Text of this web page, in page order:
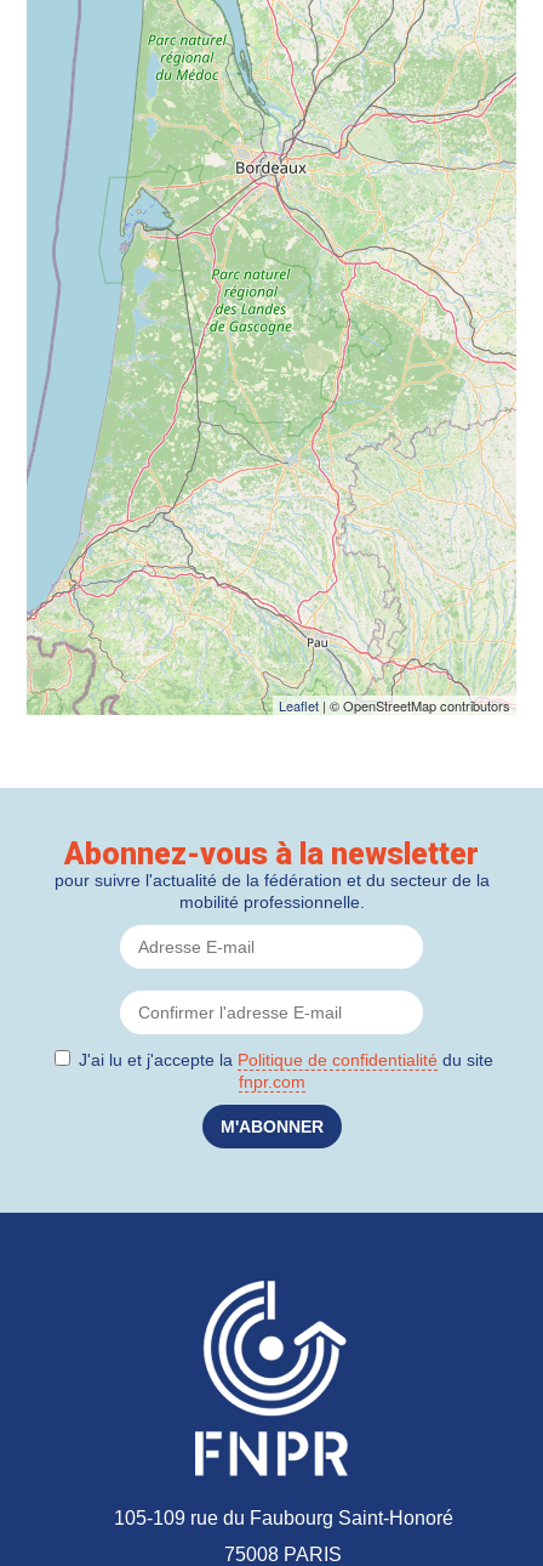
Leaflet| © OpenStreetMap contributors
Abonnez-vous à la newsletter
pour suivre l'actualité de la fédération et du secteur de la
mobilité professionnelle.
J'ai lu et j'accepte la Politique de confidentialité du site
fnpr.com
105-109 rue du Faubourg Saint-Honoré
75008 PARIS